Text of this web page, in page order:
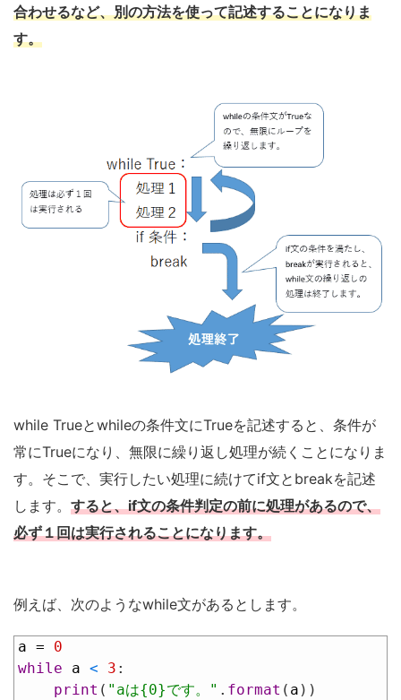
合わせるなど、別の方法を使って記述することになりま
す。
while Trueとwhileの条件文にTrueを記述すると、条件が
常にTrueになり、無限に繰り返し処理が続くことになりま
す。そこで、実行したい処理に続けてif文とbreakを記述
します。 すると、if文の条件判定の前に処理があるので、
必ず１回は実行されることになります。
例えば、次のようなwhile文があるとします。
a =
0
while
a < 3 :
print ( "aは{0}です。" . format ( a ) )